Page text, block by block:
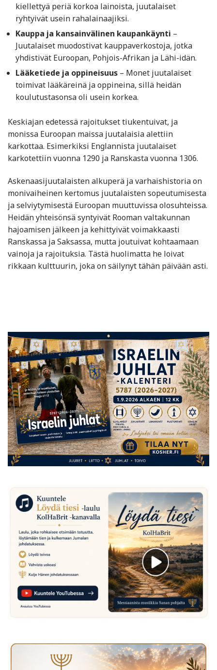
kiellettyä periä korkoa lainoista, juutalaiset
ryhtyivät usein rahalainaajiksi.
Kauppa ja kansainvälinen kaupankäynti –
Juutalaiset muodostivat kauppaverkostoja, jotka
yhdistivät Euroopan, Pohjois-Afrikan ja Lähi-idän.
Lääketiede ja oppineisuus – Monet juutalaiset
toimivat lääkäreinä ja oppineina, sillä heidän
koulutustasonsa oli usein korkea.
Keskiajan edetessä rajoitukset tiukentuivat, ja
monissa Euroopan maissa juutalaisia alettiin
karkottaa. Esimerkiksi Englannista juutalaiset
karkotettiin vuonna 1290 ja Ranskasta vuonna 1306.
Askenaasijuutalaisten alkuperä ja varhaishistoria on
monivaiheinen kertomus juutalaisten sopeutumisesta
ja selviytymisestä Euroopan muuttuvissa olosuhteissa.
Heidän yhteisönsä syntyivät Rooman valtakunnan
hajoamisen jälkeen ja kehittyivät voimakkaasti
Ranskassa ja Saksassa, mutta joutuivat kohtaamaan
vainoja ja rajoituksia. Tästä huolimatta he loivat
rikkaan kulttuurin, joka on säilynyt tähän päivään asti.